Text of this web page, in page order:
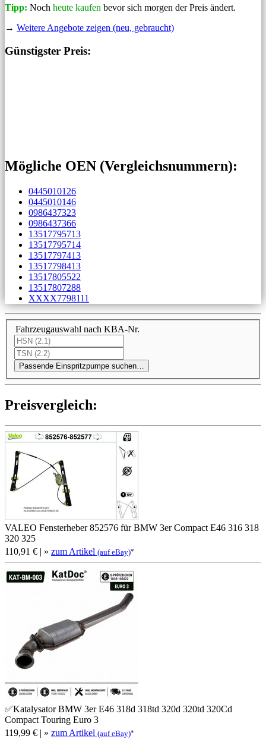
Tipp: Noch heute kaufen bevor sich morgen der Preis ändert.
→ Weitere Angebote zeigen (neu, gebraucht)
Günstigster Preis:
Mögliche OEN (Vergleichs­nummern):
0445010126
0445010146
0986437323
0986437366
13517795713
13517795714
13517797413
13517798413
13517805522
13517807288
XXXX7798111
Fahrzeugauswahl nach KBA-Nr.
Passende Einspritzpumpe suchen…
Preis­ver­gleich:
VALEO Fensterheber 852576 für BMW 3er Compact E46 316 318
320 325
110,91 € | » zum Artikel (auf eBay)*
✅Katalysator BMW 3er E46 318d 318td 320d 320td 320Cd
Compact Touring Euro 3
119,99 € | » zum Artikel (auf eBay)*